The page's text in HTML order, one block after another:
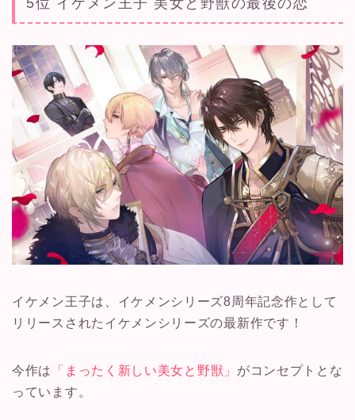
5位 イケメン王子 美女と野獣の最後の恋
イケメン王子は、イケメンシリーズ8周年記念作として
リリースされたイケメンシリーズの最新作です！
今作は 「まったく新しい美女と野獣」 がコンセプトとな
っています。